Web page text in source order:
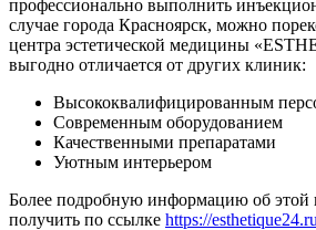
профессионально выполнить
случае города Красноярск, можно
центра эстетической медицины
выгодно отличается от других клиник:
Высококвалифицированным
Современным оборудованием
Качественными препаратами
Уютным интерьером
Более подробную информацию об
получить по ссылке https://